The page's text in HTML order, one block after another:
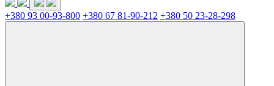
+380 93 00-93-800 +380 67 81-90-212 +380 50 23-28-298